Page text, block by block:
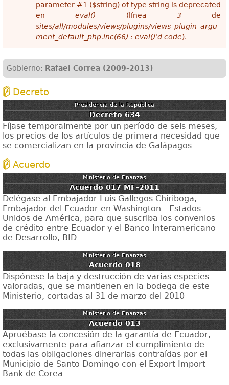
parameter #1 ($string) of type string is deprecated
eneval() (línea 3 de
sites/all/modules/views/plugins/views_plugin_argu
ment_default_php.inc(66) : eval()'d code).
Gobierno: Rafael Correa (2009-2013)
Decreto
Presidencia de la República
Decreto 634
Fíjase temporalmente por un período de seis meses,
los precios de los artículos de primera necesidad que
se comercializan en la provincia de Galápagos
Acuerdo
Ministerio de Finanzas
Acuerdo 017 MF-2011
Delégase al Embajador Luis Gallegos Chiriboga,
Embajador del Ecuador en Washington - Estados
Unidos de América, para que suscriba los convenios
de crédito entre Ecuador y el Banco Interamericano
de Desarrollo, BID
Ministerio de Finanzas
Acuerdo 018
Dispónese la baja y destrucción de varias especies
valoradas, que se mantienen en la bodega de este
Ministerio, cortadas al 31 de marzo del 2010
Ministerio de Finanzas
Acuerdo 013
Apruébase la concesión de la garantía de Ecuador,
exclusivamente para afianzar el cumplimiento de
todas las obligaciones dinerarias contraídas por el
Municipio de Santo Domingo con el Export Import
Bank de Corea